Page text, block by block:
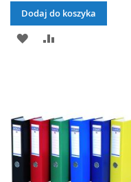
Dodaj do koszyka
DODAJ